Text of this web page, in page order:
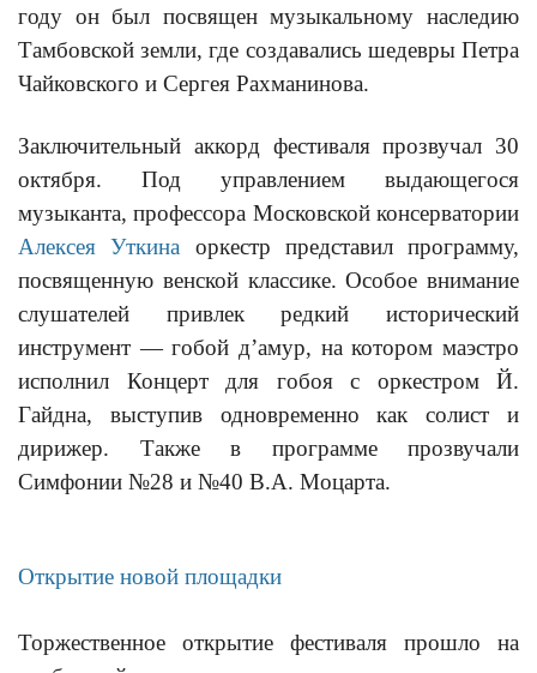
году он был посвящен музыкальному наследию
Тамбовской земли, где создавались шедевры Петра
Чайковского и Сергея Рахманинова.
Заключительный аккорд фестиваля прозвучал 30
октября. Под управлением выдающегося
музыканта, профессора Московской консерватории
Алексея Уткина оркестр представил программу,
посвященную венской классике. Особое внимание
слушателей привлек редкий исторический
инструмент — гобой д’амур, на котором маэстро
исполнил Концерт для гобоя с оркестром Й.
Гайдна, выступив одновременно как солист и
дирижер. Также в программе прозвучали
Симфонии №28 и №40 В.А. Моцарта.
Открытие новой площадки
Торжественное открытие фестиваля прошло на